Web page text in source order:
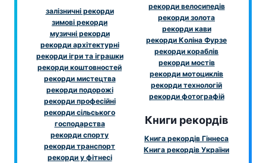
залізничні рекорди
зимові рекорди
музичні рекорди
рекорди архітектурні
рекорди ігри та іграшки
рекорди коштовностей
рекорди мистецтва
рекорди подорожі
рекорди професійні
рекорди сільського
господарства
рекорди спорту
рекорди транспорт
рекорди у фітнесі
рекорди велосипедів
рекорди золота
рекорди кави
рекорди Коліна Фурзе
рекорди кораблів
рекорди мостів
рекорди мотоциклів
рекорди технологій
рекорди фотографій
Книги рекордів
Книга рекордів Гіннеса
Книга рекордів України